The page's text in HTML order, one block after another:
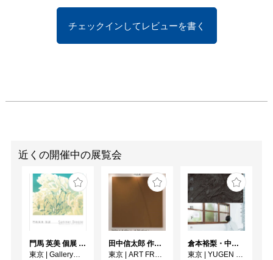
チェックインしてレビューを書く
近くの開催中の展覧会
門馬 英美 個展 Summer Breeze
東京
Gallery子の星
田中信太郎 作品展
東京
ART FRONT GALLERY
倉本裕梨・中川晶子「対岸の眼下に」
東京
YUGEN Gallery